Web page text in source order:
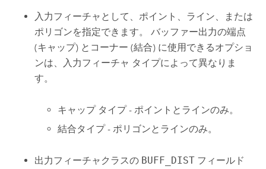
入力フィーチャとして、ポイント、ライン、または
ポリゴンを指定できます。 バッファー出力の端点
(キャップ) とコーナー (結合) に使用できるオプショ
ンは、入力フィーチャ タイプによって異なりま
す。
キャップ タイプ - ポイントとラインのみ。
結合タイプ - ポリゴンとラインのみ。
出力フィーチャクラスの BUFF_DIST フィールド